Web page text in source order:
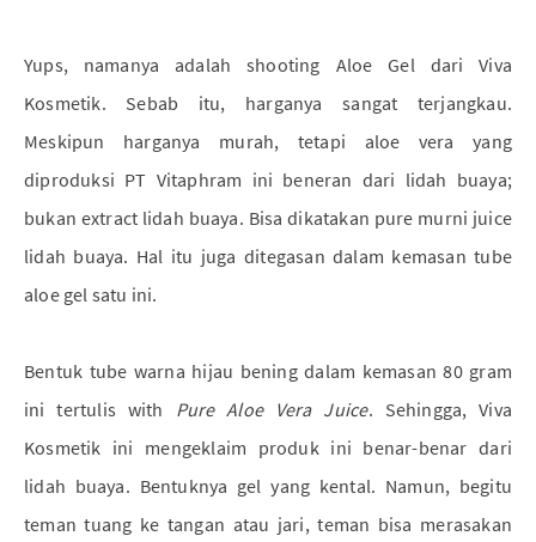
Yups, namanya adalah shooting Aloe Gel dari Viva
Kosmetik. Sebab itu, harganya sangat terjangkau.
Meskipun harganya murah, tetapi aloe vera yang
diproduksi PT Vitaphram ini beneran dari lidah buaya;
bukan extract lidah buaya. Bisa dikatakan pure murni juice
lidah buaya. Hal itu juga ditegasan dalam kemasan tube
aloe gel satu ini.
Bentuk tube warna hijau bening dalam kemasan 80 gram
ini tertulis with Pure Aloe Vera Juice. Sehingga, Viva
Kosmetik ini mengeklaim produk ini benar-benar dari
lidah buaya. Bentuknya gel yang kental. Namun, begitu
teman tuang ke tangan atau jari, teman bisa merasakan